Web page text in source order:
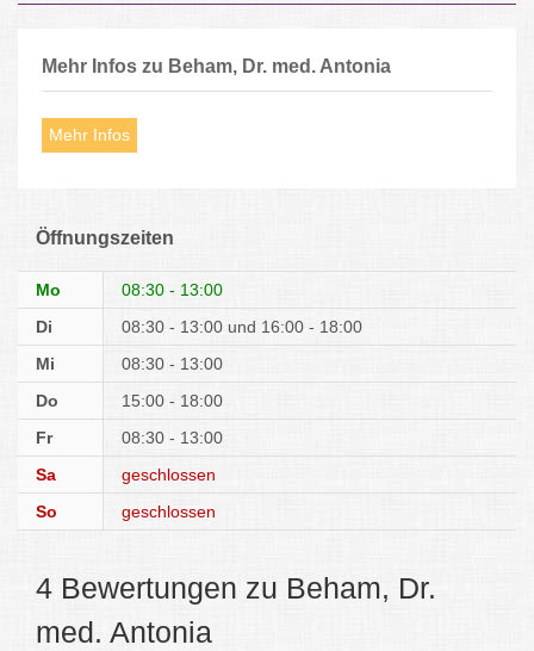
Mehr Infos zu Beham, Dr. med. Antonia
Mehr Infos
Öffnungszeiten
Mo
08:30 - 13:00
Di
08:30 - 13:00
16:00 - 18:00
Mi
08:30 - 13:00
Do
15:00 - 18:00
Fr
08:30 - 13:00
Sa
geschlossen
So
geschlossen
4 Bewertungen zu Beham, Dr.
med. Antonia